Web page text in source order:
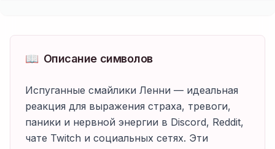
📖 Описание символов
Испуганные смайлики Ленни — идеальная
реакция для выражения страха, тревоги,
паники и нервной энергии в Discord, Reddit,
чате Twitch и социальных сетях. Эти